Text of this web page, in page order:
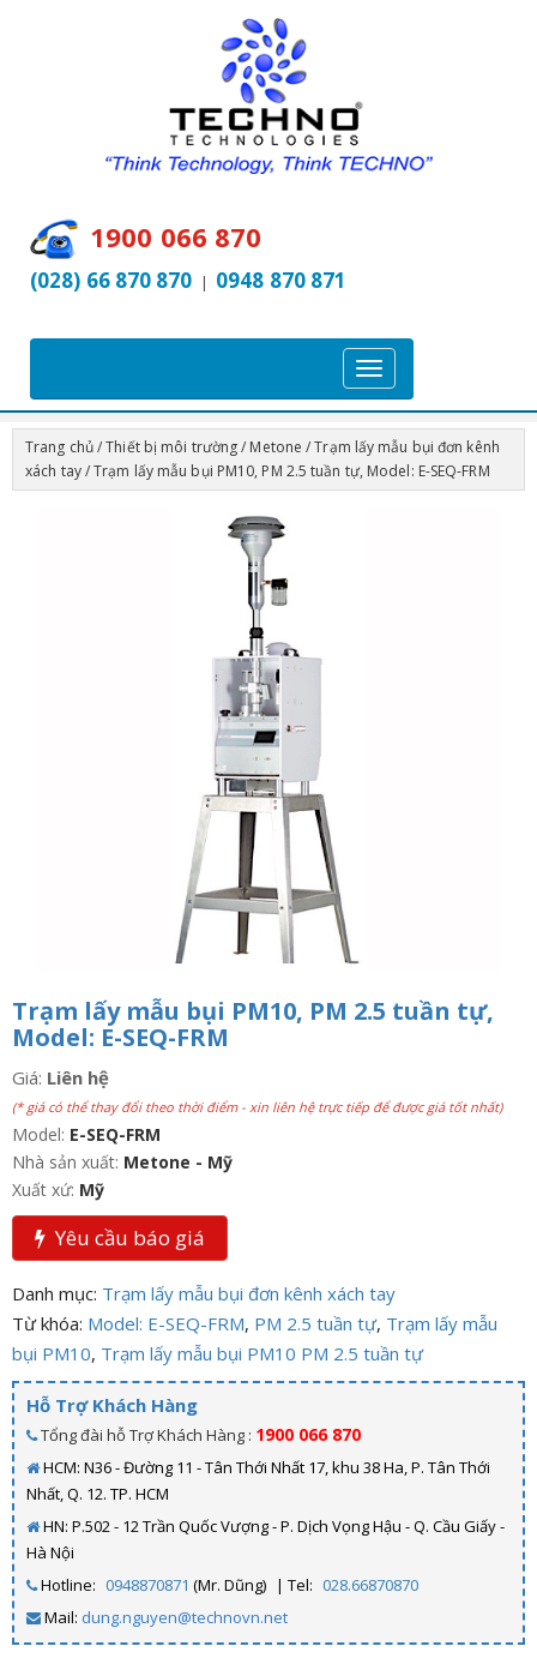
1900 066 870
(028) 66 870 870 | 0948 870 871
T
o
g
g
l
Trang chủ/Thiết bị môi trường/ Metone /Trạm lấy mẫu bụi đơn kênh
xách tay/ Trạm lấy mẫu bụi PM10, PM 2.5 tuần tự, Model: E-SEQ-FRM
Trạm lấy mẫu bụi PM10, PM 2.5 tuần tự,
Model: E-SEQ-FRM
Giá: Liên hệ
(* giá có thể thay đổi theo thời điểm - xin liên hệ trực tiếp để được giá tốt nhất)
Model: E-SEQ-FRM
Nhà sản xuất: Metone - Mỹ
Xuất xứ: Mỹ
Yêu cầu báo giá
Danh mục: Trạm lấy mẫu bụi đơn kênh xách tay
Từ khóa: Model: E-SEQ-FRM, PM 2.5 tuần tự, Trạm lấy mẫu
bụi PM10, Trạm lấy mẫu bụi PM10 PM 2.5 tuần tự
Hỗ Trợ Khách Hàng
Tổng đài hỗ Trợ Khách Hàng : 1900 066 870
HCM: N36 - Đường 11 - Tân Thới Nhất 17, khu 38 Ha, P. Tân Thới
Nhất, Q. 12. TP. HCM
HN: P.502 - 12 Trần Quốc Vượng - P. Dịch Vọng Hậu - Q. Cầu Giấy -
Hà Nội
Hotline: 0948870871 (Mr. Dũng) | Tel: 028.66870870
Mail: dung.nguyen@technovn.net